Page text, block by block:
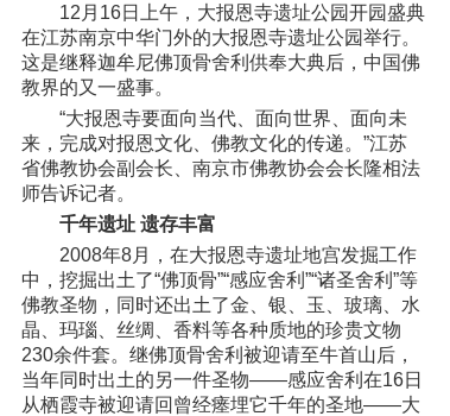
12月16日上午，大报恩寺遗址公园开园盛典
在江苏南京中华门外的大报恩寺遗址公园举行。
这是继释迦牟尼佛顶骨舍利供奉大典后，中国佛
教界的又一盛事。
“大报恩寺要面向当代、面向世界、面向未
来，完成对报恩文化、佛教文化的传递。”江苏
省佛教协会副会长、南京市佛教协会会长隆相法
师告诉记者。
千年遗址 遗存丰富
2008年8月，在大报恩寺遗址地宫发掘工作
中，挖掘出土了“佛顶骨”“感应舍利”“诸圣舍利”等
佛教圣物，同时还出土了金、银、玉、玻璃、水
晶、玛瑙、丝绸、香料等各种质地的珍贵文物
230余件套。继佛顶骨舍利被迎请至牛首山后，
当年同时出土的另一件圣物——感应舍利在16日
从栖霞寺被迎请回曾经瘗埋它千年的圣地——大